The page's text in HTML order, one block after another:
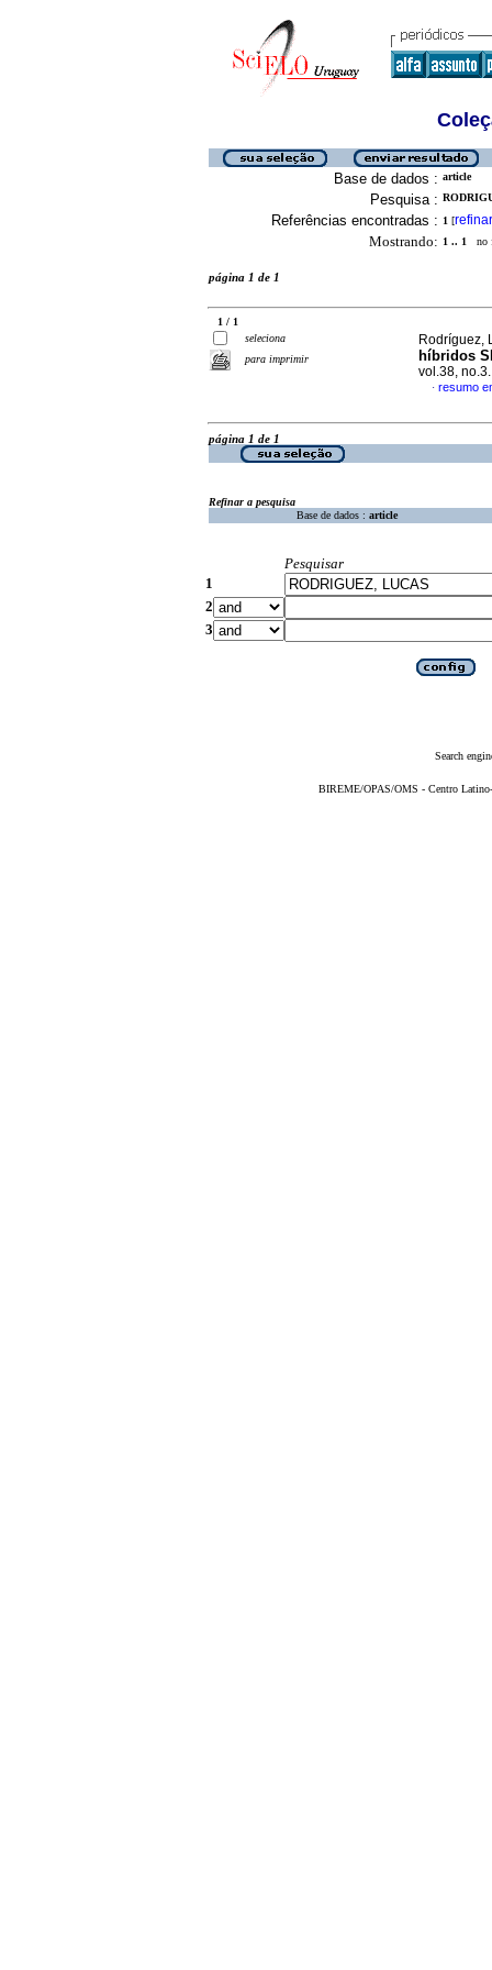
Base de dados : article
Pesquisa :
Referências encontradas : 1 [refinar
Mostrando: 1 .. 1 no
página 1 de 1
1 / 1
seleciona
para imprimir
Rodríguez,
híbridos
vol.38,
· resumo
página 1 de 1
Refinar a pesquisa
Base de dados : article
Pesquisar
1
2
3
Search
BIREME/OPAS/OMS - Centro Latino-